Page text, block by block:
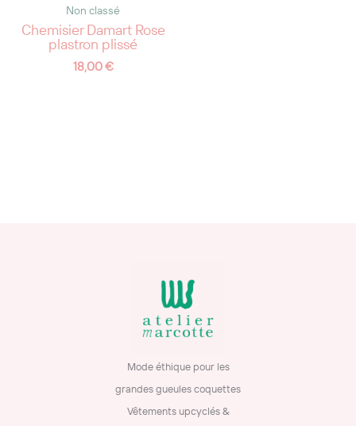
Non classé
Chemisier Damart Rose
plastron plissé
18,00€
Mode éthique pour les
grandes gueules coquettes
Vêtements upcyclés &